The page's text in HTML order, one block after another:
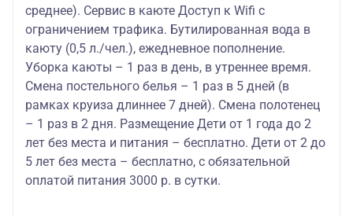
среднее). Сервис в каюте Доступ к Wifi с
ограничением трафика. Бутилированная вода в
каюту (0,5 л./чел.), ежедневное пополнение.
Уборка каюты – 1 раз в день, в утреннее время.
Смена постельного белья – 1 раз в 5 дней (в
рамках круиза длиннее 7 дней). Смена полотенец
– 1 раз в 2 дня. Размещение Дети от 1 года до 2
лет без места и питания – бесплатно. Дети от 2 до
5 лет без места – бесплатно, с обязательной
оплатой питания 3000 р. в сутки.